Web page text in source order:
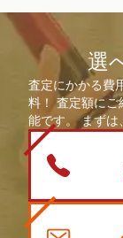
選
査定にかかる費
料！ 査定額にご
能です。 まずは